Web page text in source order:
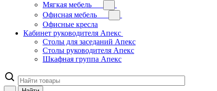
Мягкая мебель
Офисная мебель
Офисные кресла
Кабинет руководителя Апекс
Столы для заседаний Апекс
Столы руководителя Апекс
Шкафная группа Апекс